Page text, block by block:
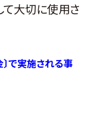
大切に使用さ
〕で実施される事